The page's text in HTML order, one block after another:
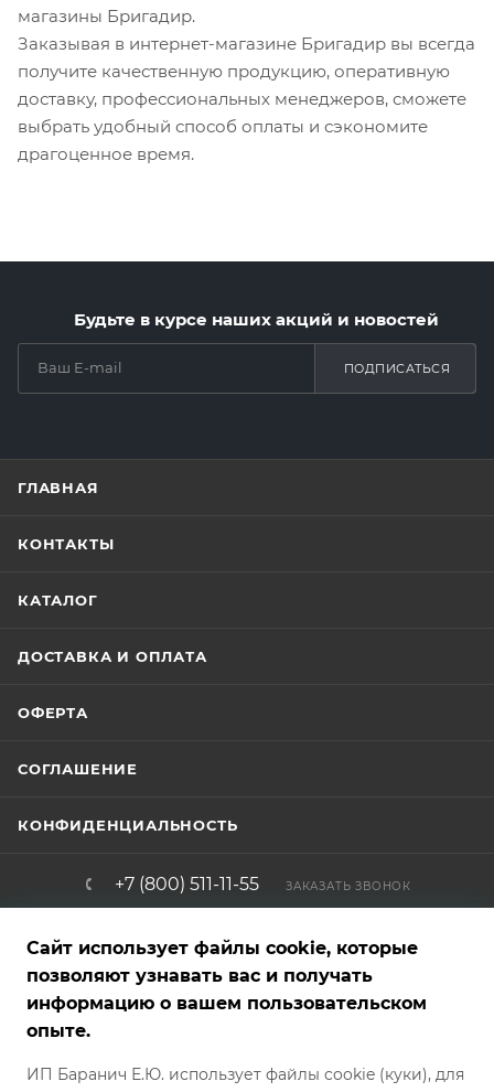
магазины Бригадир.
Заказывая в интернет-магазине Бригадир вы всегда
получите качественную продукцию, оперативную
доставку, профессиональных менеджеров, сможете
выбрать удобный способ оплаты и сэкономите
драгоценное время.
Будьте в курсе наших акций и новостей
ПОДПИСАТЬСЯ
ГЛАВНАЯ
КОНТАКТЫ
КАТАЛОГ
ДОСТАВКА И ОПЛАТА
ОФЕРТА
СОГЛАШЕНИЕ
КОНФИДЕНЦИАЛЬНОСТЬ
+7 (800) 511-11-55 ЗАКАЗАТЬ ЗВОНОК
Представленные на сайте товары — фотообразцы, графические,
товара, характеристики, страна производителя и комплект
Сайт использует файлы cookie, которые
позволяют узнавать вас и получать
информацию о вашем пользовательском
опыте.
ИП Баранич Е.Ю. использует файлы cookie (куки), для